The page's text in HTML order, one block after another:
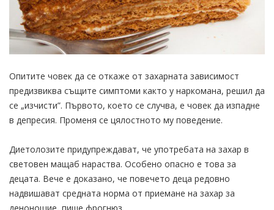
Опитите човек да се откаже от захарната зависимост
предизвиква същите симптоми както у наркомана, решил да
се „изчисти”. Първото, което се случва, е човек да изпадне
в депресия. Променя се цялостното му поведение.
Диетолозите придупреждават, че употребата на захар в
световен мащаб нараства. Особено опасно е това за
децата. Вече е доказано, че повечето деца редовно
надвишават средната норма от приемане на захар за